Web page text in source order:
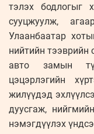
тэлэх бодлогыг
сууцжуулж,
Улаанбаатар
нийтийн тээврийн
авто замын
цэцэрлэгийн
жилүүдэд
дуусгаж,
нэмэгдүүлэх